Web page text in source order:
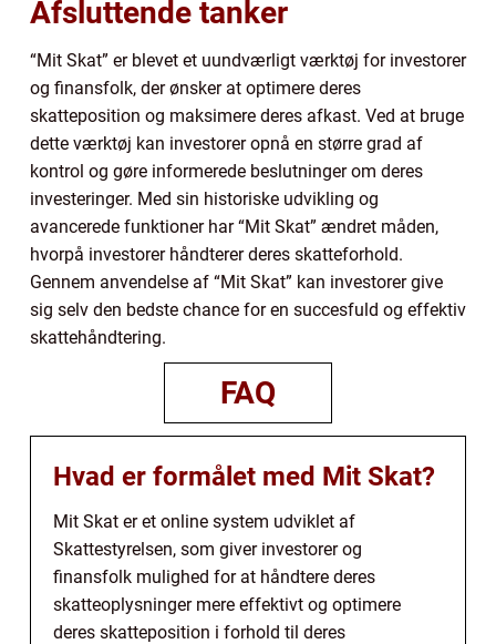
Afsluttende tanker
“Mit Skat” er blevet et uundværligt værktøj for investorer
og finansfolk, der ønsker at optimere deres
skatteposition og maksimere deres afkast. Ved at bruge
dette værktøj kan investorer opnå en større grad af
kontrol og gøre informerede beslutninger om deres
investeringer. Med sin historiske udvikling og
avancerede funktioner har “Mit Skat” ændret måden,
hvorpå investorer håndterer deres skatteforhold.
Gennem anvendelse af “Mit Skat” kan investorer give
sig selv den bedste chance for en succesfuld og effektiv
skattehåndtering.
FAQ
Hvad er formålet med Mit Skat?
Mit Skat er et online system udviklet af
Skattestyrelsen, som giver investorer og
finansfolk mulighed for at håndtere deres
skatteoplysninger mere effektivt og optimere
deres skatteposition i forhold til deres